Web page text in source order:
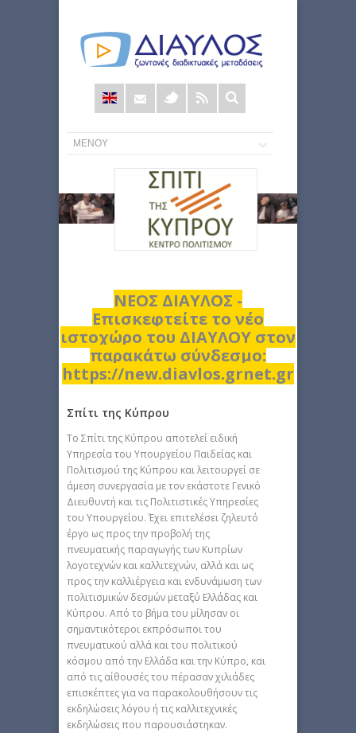
Φόρμα
αναζήτησης
ΝΕΟΣ ΔΙΑΥΛΟΣ -
Επισκεφτείτε το νέο
ιστοχώρο του ΔΙΑΥΛΟΥ στον
παρακάτω σύνδεσμο:
https://new.diavlos.grnet.gr
Σπίτι της Κύπρου
Το Σπίτι της Κύπρου αποτελεί ειδική
Υπηρεσία του Υπουργείου Παιδείας και
Πολιτισμού της Κύπρου και λειτουργεί σε
άμεση συνεργασία με τον εκάστοτε Γενικό
Διευθυντή και τις Πολιτιστικές Υπηρεσίες
του Υπουργείου. Έχει επιτελέσει ζηλευτό
έργο ως προς την προβολή της
πνευματικής παραγωγής των Κυπρίων
λογοτεχνών και καλλιτεχνών, αλλά και ως
προς την καλλιέργεια και ενδυνάμωση των
πολιτισμικών δεσμών μεταξύ Ελλάδας και
Κύπρου. Από το βήμα του μίλησαν οι
σημαντικότεροι εκπρόσωποι του
πνευματικού αλλά και του πολιτικού
κόσμου από την Ελλάδα και την Κύπρο, και
από τις αίθουσές του πέρασαν χιλιάδες
επισκέπτες για να παρακολουθήσουν τις
εκδηλώσεις λόγου ή τις καλλιτεχνικές
εκδηλώσεις που παρουσιάστηκαν.